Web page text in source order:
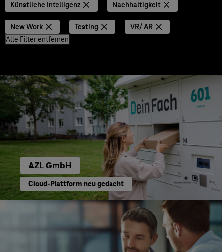
Künstliche Intelligenz Nachhaltigkeit
New Work Testing
VR/ AR
Alle Filter entfernen
AZL GmbH
Cloud-Plattform neu gedacht